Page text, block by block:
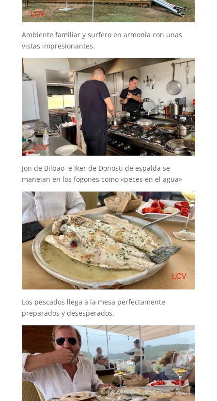
Ambiente familiar y surfero en armonía con unas
vistas impresionantes.
Jon de Bilbao e Iker de Donosti de espalda se
manejan en los fogones como «peces en el agua»
Los pescados llega a la mesa perfectamente
preparados y desesperados.